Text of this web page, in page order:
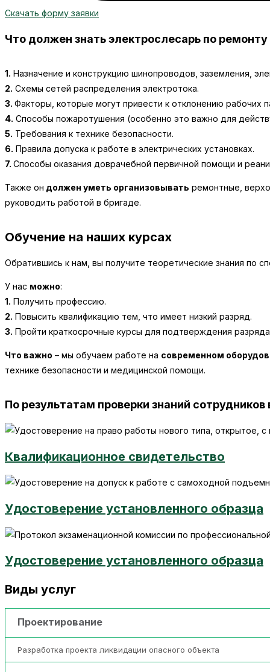
Скачать форму заявки
Что должен знать электрослесарь по
1. Назначение и конструкцию шинопроводов, заземления,
2. Схемы сетей распределения электротока.
3. Факторы, которые могут привести к отклонению рабочих
4. Способы пожаротушения (особенно это важно для
5. Требования к технике безопасности.
6. Правила допуска к работе в электрических установках.
7. Способы оказания доврачебной первичной помощи и
Также он должен уметь организовывать ремонтные,
руководить работой в бригаде.
Обучение на наших курсах
Обратившись к нам, вы получите теоретические знания по
У нас можно:
1. Получить профессию.
2. Повысить квалификацию тем, что имеет низкий разряд.
3. Пройти краткосрочные курсы для подтверждения
Что важно – мы обучаем работе на современном
технике безопасности и медицинской помощи.
По результатам проверки знаний
Квалификационное свидетельство
Удостоверение установленного образца
Удостоверение установленного образца
Виды услуг
Проектирование
Разработка проекта ликвидации опасного объекта